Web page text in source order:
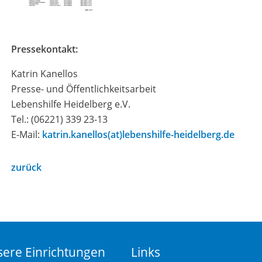
Pressekontakt:
Katrin Kanellos
Presse- und Öffentlichkeitsarbeit
Lebenshilfe Heidelberg e.V.
Tel.: (06221) 339 23-13
E-Mail: katrin.kanellos(at)lebenshilfe-heidelberg.de
zurück
Einrichtungen Links